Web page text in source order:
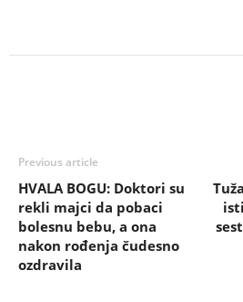
Previous article
HVALA BOGU: Doktori su
rekli majci da pobaci
bolesnu bebu, a ona
nakon rođenja čudesno
ozdravila